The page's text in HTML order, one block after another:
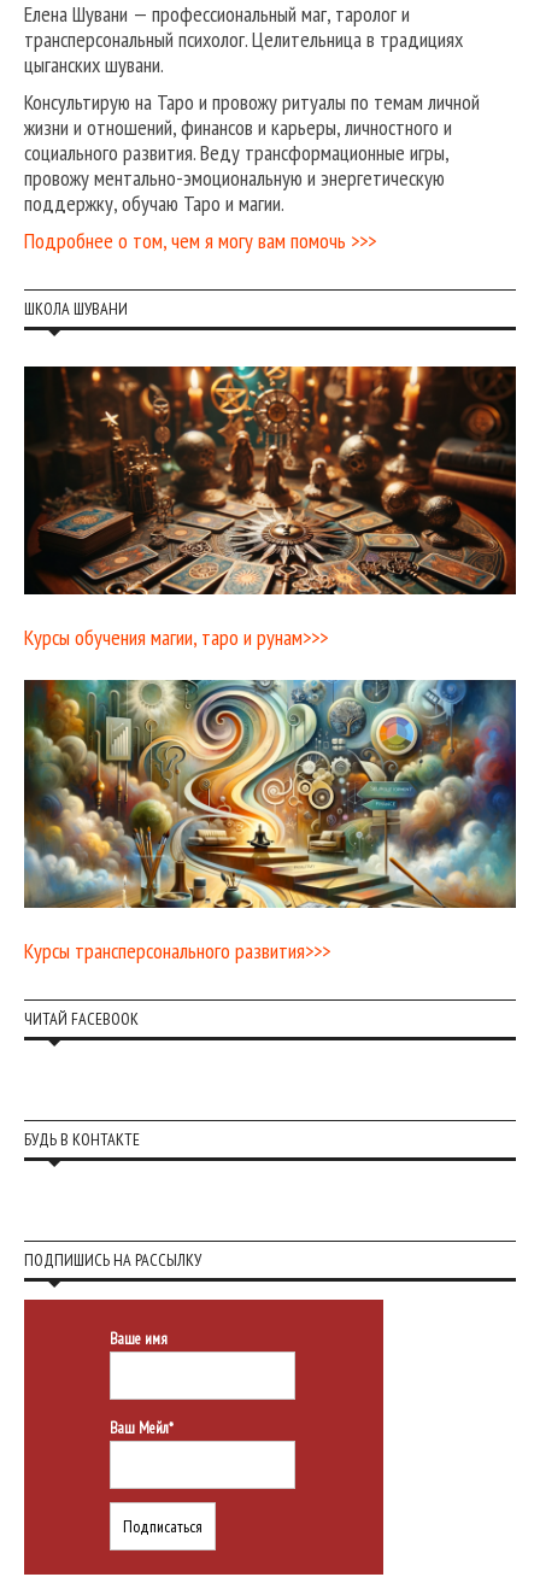
Елена Шувани — профессиональный маг, таролог и
трансперсональный психолог. Целительница в традициях
цыганских шувани.
Консультирую на Таро и провожу ритуалы по темам личной
жизни и отношений, финансов и карьеры, личностного и
социального развития. Веду трансформационные игры,
провожу ментально-эмоциональную и энергетическую
поддержку, обучаю Таро и магии.
Подробнее о том, чем я могу вам помочь >>>
ШКОЛА ШУВАНИ
Курсы обучения магии, таро и рунам>>>
Курсы трансперсонального развития>>>
ЧИТАЙ FACEBOOK
БУДЬ В КОНТАКТЕ
ПОДПИШИСЬ НА РАССЫЛКУ
Ваше имя
Ваш Мейл*